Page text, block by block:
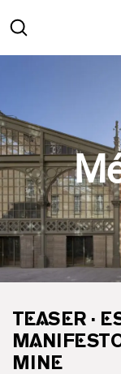
Rechercher
TEASER ·
MINE